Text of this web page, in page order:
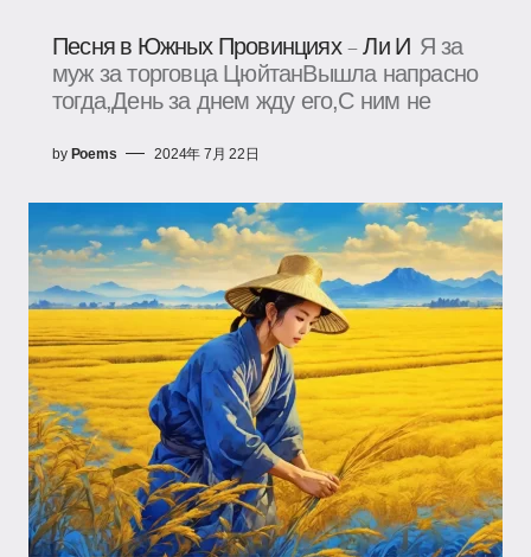
Песня в Южных Провинциях – Ли И Я за
муж за торговца ЦюйтанВышла напрасно
тогда,День за днем жду его,С ним не
by Poems 2024年 7月 22日